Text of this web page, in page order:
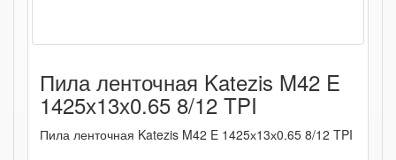
Пила ленточная Katezis M42 E
1425х13х0.65 8/12 TPI
Пила ленточная Katezis M42 E 1425х13х0.65 8/12 TPI